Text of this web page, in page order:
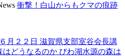
衝撃！白山からもクマの痕跡
６月２２日 滋賀県支部室谷会長講
どうなるのか びわ湖水源の森は